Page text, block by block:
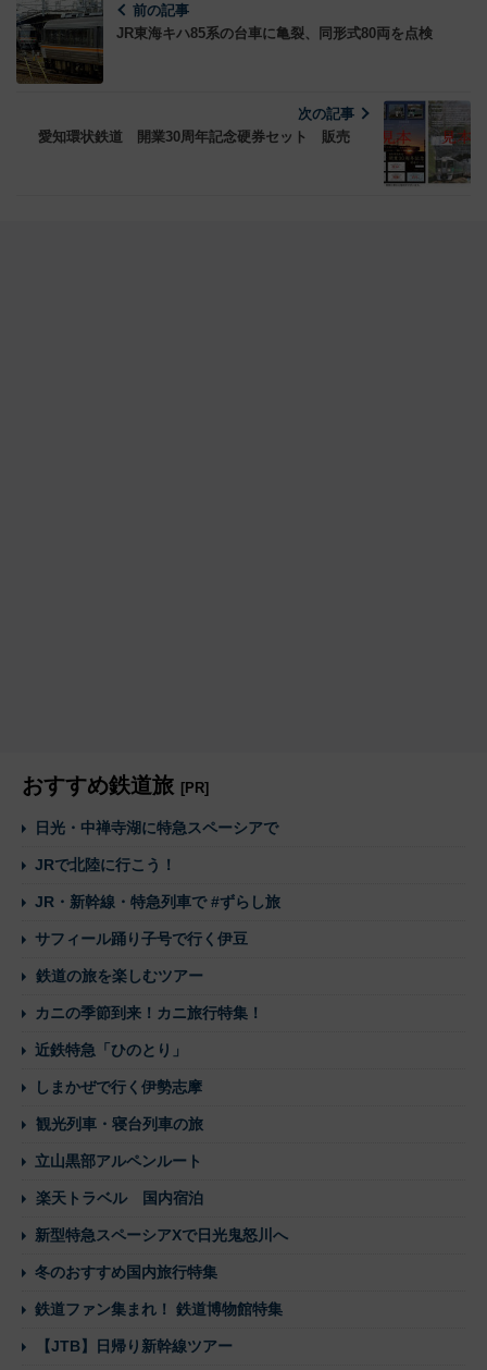
前の記事
JR東海キハ85系の台車に亀裂、同形式80両を点検
次の記事
愛知環状鉄道 開業30周年記念硬券セット 販売
おすすめ鉄道旅 [PR]
日光・中禅寺湖に特急スペーシアで
JRで北陸に行こう！
JR・新幹線・特急列車で #ずらし旅
サフィール踊り子号で行く伊豆
鉄道の旅を楽しむツアー
カニの季節到来！カニ旅行特集！
近鉄特急「ひのとり」
しまかぜで行く伊勢志摩
観光列車・寝台列車の旅
立山黒部アルペンルート
楽天トラベル 国内宿泊
新型特急スペーシアXで日光鬼怒川へ
冬のおすすめ国内旅行特集
鉄道ファン集まれ！ 鉄道博物館特集
【JTB】日帰り新幹線ツアー